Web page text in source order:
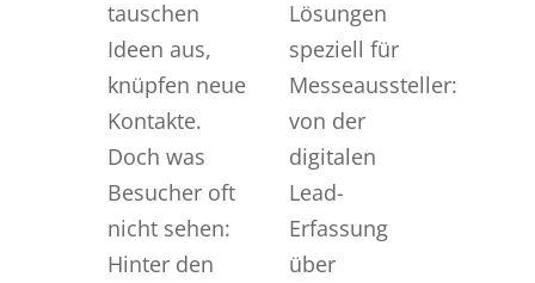
tauschen
Ideen aus,
knüpfen neue
Kontakte.
Doch was
Besucher oft
nicht sehen:
Hinter den
Lösungen
speziell für
Messeaussteller:
von der
digitalen
Lead-
Erfassung
über